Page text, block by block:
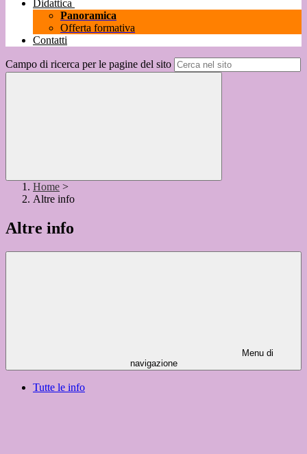
Didattica
Panoramica
Offerta formativa
Contatti
Campo di ricerca per le pagine del sito
Home >
Altre info
Altre info
Menu di
navigazione
Tutte le info